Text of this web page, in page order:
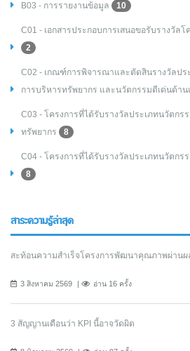
B03 - การรายงานข้อมูล 10
C01 - เอกสารประกอบการเสนอขอรับรางวัล
2
C02 - เกณฑ์การพิจารณาและตัดสินรางวัลปร
การบริหารทรัพยากร และนวัตกรรมดีเด่นด้า
C03 - โครงการที่ได้รับรางวัลประเภทนวัตกร
ทรัพยากร
8
C04 - โครงการที่ได้รับรางวัลประเภทนวัตกร
8
สาระความรู้ล่าสุด
สะท้อนความสำเร็จโครงการพัฒนาคุณภาพผ่าน
3 สิงหาคม 2569 อ่าน 16 ครั้ง
3 สัญญานเตือนว่า KPI นี้อาจวัดผิด